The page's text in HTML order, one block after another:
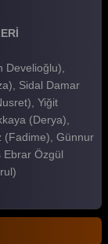
Sidal Damar
Yiğit
(Derya),
(Fadime), Günnur
Ebrar Özgül